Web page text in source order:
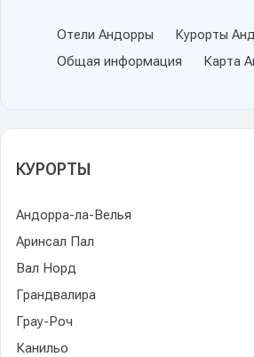
Отели Андорры
Курорты
Общая информация
Карта
КУРОРТЫ
Андорра-ла-Велья
Аринсал Пал
Вал Норд
Грандвалира
Грау-Роч
Канильо